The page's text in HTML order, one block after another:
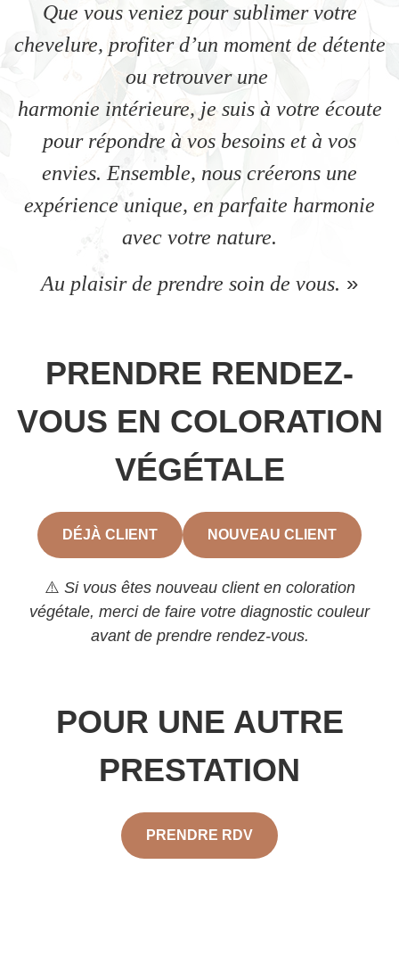
Que vous veniez pour sublimer votre
chevelure, profiter d’un moment de détente
ou retrouver une
harmonie intérieure, je suis à votre écoute
pour répondre à vos besoins et à vos
envies. Ensemble, nous créerons une
expérience unique, en parfaite harmonie
avec votre nature.
Au plaisir de prendre soin de vous. »
PRENDRE RENDEZ-
VOUS EN COLORATION
VÉGÉTALE
DÉJÀ CLIENT NOUVEAU CLIENT
⚠️ Si vous êtes nouveau client en coloration
végétale, merci de faire votre diagnostic couleur
avant de prendre rendez-vous.
POUR UNE AUTRE
PRESTATION
PRENDRE RDV